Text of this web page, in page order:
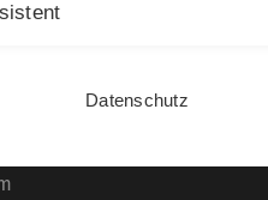
Datenschutz